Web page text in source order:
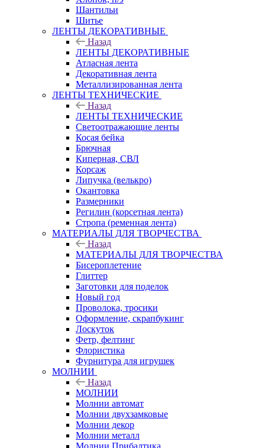
Шантильи
Шитье
ЛЕНТЫ ДЕКОРАТИВНЫЕ
Назад
ЛЕНТЫ ДЕКОРАТИВНЫЕ
Атласная лента
Декоративная лента
Металлизированная лента
ЛЕНТЫ ТЕХНИЧЕСКИЕ
Назад
ЛЕНТЫ ТЕХНИЧЕСКИЕ
Светоотражающие ленты
Косая бейка
Брючная
Киперная, СВЛ
Корсаж
Липучка (велькро)
Окантовка
Размерники
Регилин (корсетная лента)
Стропа (ременная лента)
МАТЕРИАЛЫ ДЛЯ ТВОРЧЕСТВА
Назад
МАТЕРИАЛЫ ДЛЯ ТВОРЧЕСТВА
Бисероплетение
Глиттер
Заготовки для поделок
Новый год
Проволока, тросики
Оформление, скрапбукинг
Лоскуток
Фетр, фелтинг
Флористика
Фурнитура для игрушек
МОЛНИИ
Назад
МОЛНИИ
Молнии автомат
Молнии двухзамковые
Молнии декор
Молнии металл
Молнии Прибалтика